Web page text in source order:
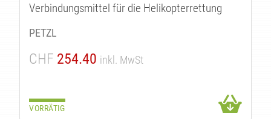
Verbindungsmittel für die Helikopterrettung
PETZL
CHF 254.40 inkl. MwSt
VORRÄTIG